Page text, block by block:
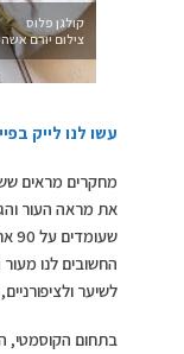
קולגן פלוס
צילום יורם
עשו לנו לייק
מחקרים מראים
את מראה העור
החשובים לנו מעור
לשיער
בתחום הקוסמטי,